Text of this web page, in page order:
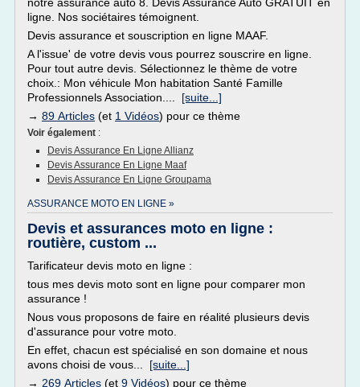
ligne. Nos sociétaires témoignent.
Devis assurance et souscription en ligne MAAF.
A l'issue' de votre devis vous pourrez souscrire en ligne.
Pour tout autre devis. Sélectionnez le thème de votre
choix.: Mon véhicule Mon habitation Santé Famille
Professionnels Association.... [suite...]
→ 89 Articles (et 1 Vidéos) pour ce thème
Voir également :
Devis Assurance En Ligne Allianz
Devis Assurance En Ligne Maaf
Devis Assurance En Ligne Groupama
ASSURANCE MOTO EN LIGNE »
Devis et assurances moto en ligne :
routière, custom ...
Tarificateur devis moto en ligne :
tous mes devis moto sont en ligne pour comparer mon
assurance !
Nous vous proposons de faire en réalité plusieurs devis
d'assurance pour votre moto.
En effet, chacun est spécialisé en son domaine et nous
avons choisi de vous... [suite...]
→ 269 Articles (et 9 Vidéos) pour ce thème